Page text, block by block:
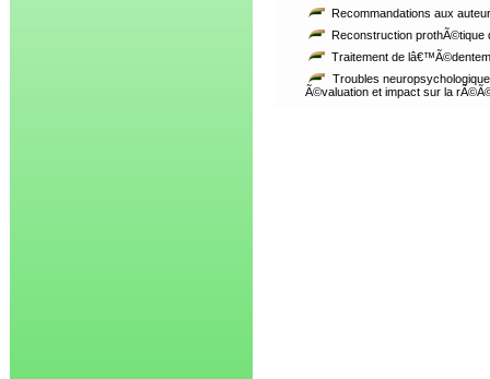
Recommandations aux
Reconstruction
Traitement de
Troubles
Ã©valuation et impact sur la